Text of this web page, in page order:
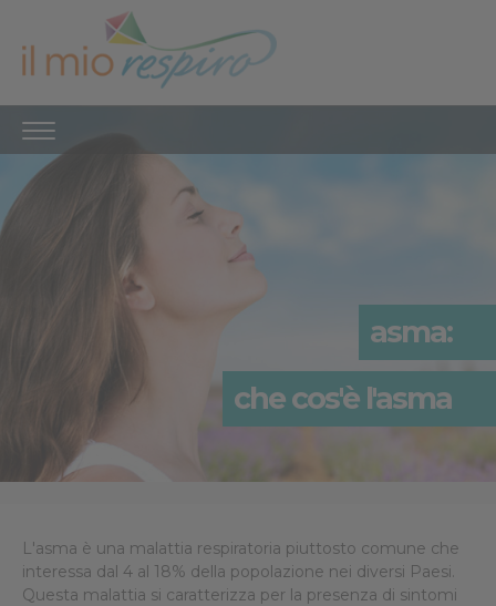
asma:
che cos'è l'asma
L'asma è una malattia respiratoria piuttosto comune che
interessa dal 4 al 18% della popolazione nei diversi Paesi.
Questa malattia si caratterizza per la presenza di sintomi